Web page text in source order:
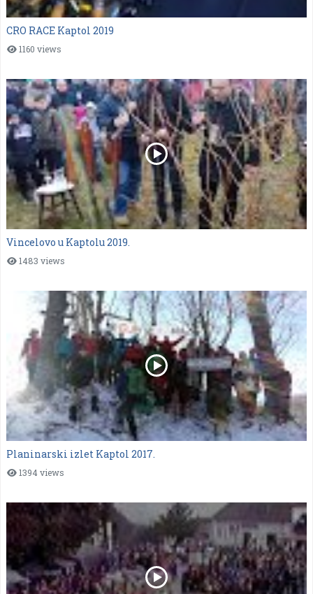
CRO RACE Kaptol 2019
1160 views
Vincelovo u Kaptolu 2019.
1483 views
Planinarski izlet Kaptol 2017.
1394 views